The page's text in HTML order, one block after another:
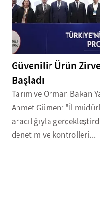
Güvenilir Ürün
Başladı
Tarım ve Orman Bakan
Ahmet Gümen: "İl
aracılığıyla
denetim ve kontrolleri...